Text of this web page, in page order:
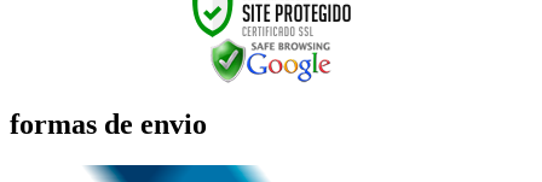
formas de envio